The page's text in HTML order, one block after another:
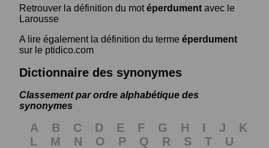
Retrouver la définition du motéperdument avec le
Larousse
A lire également la définition du terme éperdument
sur le ptidico.com
Dictionnaire des synonymes
Classement par ordre alphabétique des
synonymes
A B C D E F G H I J
K
L
M N O P Q R S T U